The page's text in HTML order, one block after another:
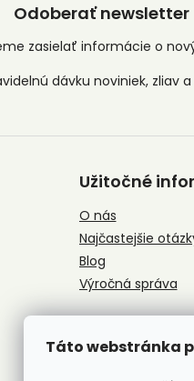
Táto webstránka
Odoberať newsletter
zasielať informácie o
Užitočné
O nás
Najčastejšie
Blog
Výročná správa